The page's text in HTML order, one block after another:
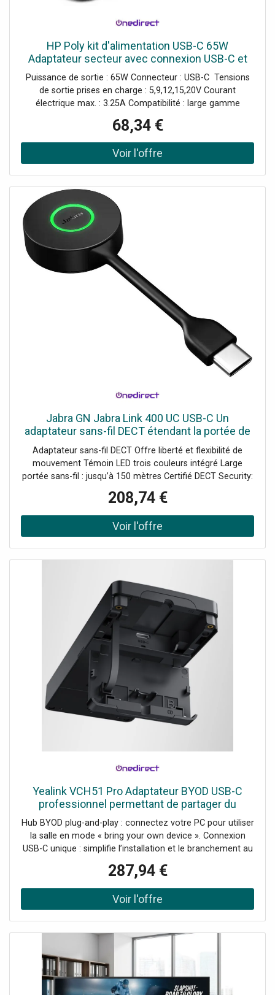
HP Poly kit d'alimentation USB-C 65W
Adaptateur secteur avec connexion USB-C et
puissance de sortie de 65W offrant une
alimentation stable de vos
Puissance de sortie : 65W Connecteur : USB-C Tensions
de sortie prises en charge : 5,9,12,15,20V Courant
électrique max. : 3.25A Compatibilité : large gamme
68,34 €
Jabra GN Jabra Link 400 UC USB-C Un
adaptateur sans-fil DECT étendant la portée de
vos casques Jabra Engage.
Adaptateur sans-fil DECT Offre liberté et flexibilité de
mouvement Témoin LED trois couleurs intégré Large
portée sans-fil : jusqu’à 150 mètres Certifié DECT Security:
protection sans faille des données Robuste : résiste aux
torsions Appairage simplifié : pression unique sur un
bouton UC: compatible avec les plateformes de
Communications Unifiées Compatible avec les Engage 55 ;
208,74 €
Yealink VCH51 Pro Adaptateur BYOD USB-C
professionnel permettant de partager du
contenu 4K/60fps et d'utiliser les salles Yealink
avec n'importe
Hub BYOD plug-and-play : connectez votre PC pour utiliser
la salle en mode « bring your own device ». Connexion
USB-C unique : simplifie l’installation et le branchement au
poste utilisateur. Partage filaire 4K/60 : diffusion de
contenu fluide avec faible latence pour présentations et
démonstrations. Interopérabilité : permet de rejoindre des
réunions sur différentes plateformes de visioconférence
MeetingBoard et MVC. Idéal pour salles de réunion :
parfait pour basculer rapidement entre mode salle et
287,94 €